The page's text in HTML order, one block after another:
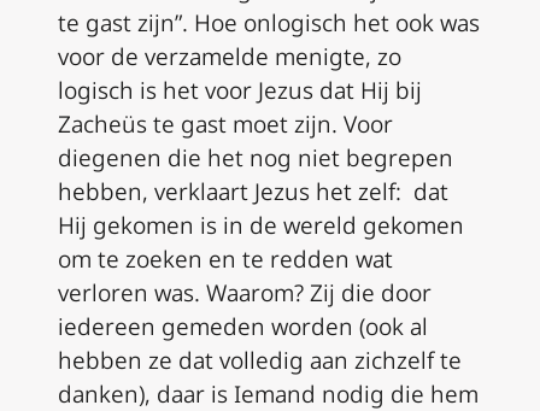
te gast zijn”. Hoe onlogisch het ook was
voor de verzamelde menigte, zo
logisch is het voor Jezus dat Hij bij
Zacheüs te gast moet zijn. Voor
diegenen die het nog niet begrepen
hebben, verklaart Jezus het zelf: dat
Hij gekomen is in de wereld gekomen
om te zoeken en te redden wat
verloren was. Waarom? Zij die door
iedereen gemeden worden (ook al
hebben ze dat volledig aan zichzelf te
danken), daar is Iemand nodig die hem